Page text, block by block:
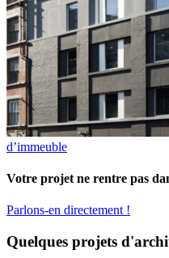
d’immeuble
Votre projet ne rentre pas
Parlons-en directement !
Quelques projets